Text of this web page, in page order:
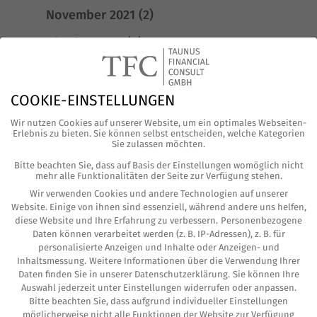
November 2021 (2)
Oktober 2021(4)
(1)
Juni 2021(3)
Mai 2021(4)
März 2021(2)
Februar 2021(4)
Januar 2021(2)
Dezember 2020(2)
November 2020(2)
COOKIE-EINSTELLUNGEN
Wir nutzen Cookies auf unserer Website, um ein optimales Webseiten-
Erlebnis zu bieten. Sie können selbst entscheiden, welche Kategorien
Sie zulassen möchten.
Bitte beachten Sie, dass auf Basis der Einstellungen womöglich nicht
mehr alle Funktionalitäten der Seite zur Verfügung stehen.
Wir verwenden Cookies und andere Technologien auf unserer
Website. Einige von ihnen sind essenziell, während andere uns helfen,
diese Website und Ihre Erfahrung zu verbessern. Personenbezogene
Daten können verarbeitet werden (z. B. IP-Adressen), z. B. für
personalisierte Anzeigen und Inhalte oder Anzeigen- und
Inhaltsmessung. Weitere Informationen über die Verwendung Ihrer
Daten finden Sie in unserer Datenschutzerklärung. Sie können Ihre
Auswahl jederzeit unter Einstellungen widerrufen oder anpassen.
Bitte beachten Sie, dass aufgrund individueller Einstellungen
möglicherweise nicht alle Funktionen der Website zur Verfügung